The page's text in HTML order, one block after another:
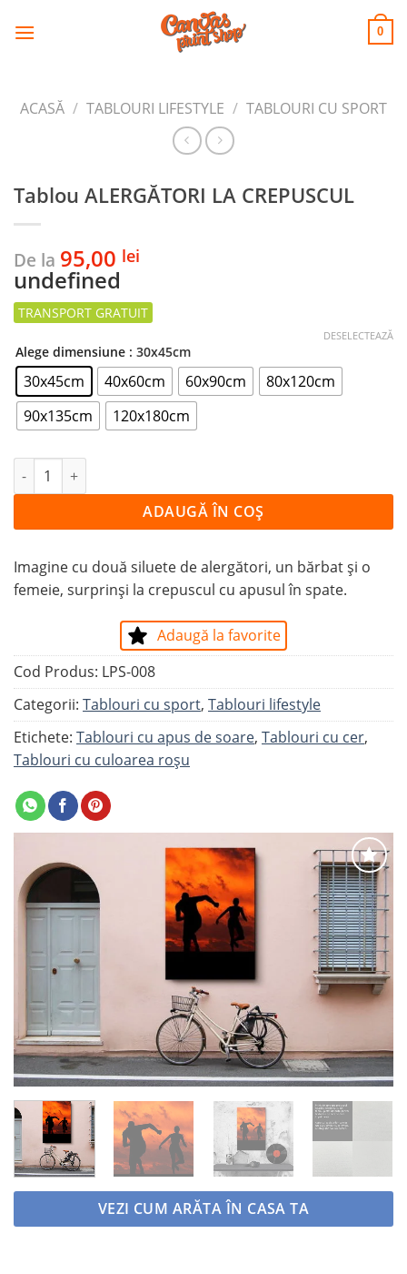
CANVAS
PRINT SHOP 0
ACASĂ / TABLOURI LIFESTYLE / TABLOURI CU SPORT
Adaugă
la
favorite
VEZI CUM ARĂTA ÎN CASA TA
Tablou ALERGĂTORI LA CREPUSCUL
De la 95,00 lei
undefined
Alege dimensiune : 30x45cm
30x45cm 40x60cm 60x90cm
80x120cm
90x135cm
120x180cm
DESELECTEAZĂ
Cantitate Tablou ALERGĂTORI LA CREPUSCUL
ADAUGĂ ÎN COȘ
Imagine cu două siluete de alergători, un bărbat și o
femeie, surprinși la crepuscul cu apusul în spate.
Adaugă la favorite
Cod Produs: LPS-008
Categorii: Tablouri cu sport, Tablouri lifestyle
Etichete: Tablouri cu apus de soare, Tablouri cu cer,
Tablouri cu culoarea roșu